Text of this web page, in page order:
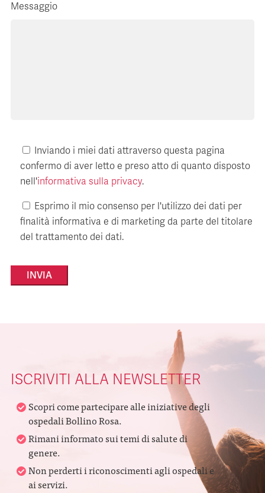
Messaggio
Inviando i miei dati attraverso questa pagina
confermo di aver letto e preso atto di quanto disposto
nell'informativa sulla privacy.
Esprimo il mio consenso per l'utilizzo dei dati per
finalità informativa e di marketing da parte del titolare
del trattamento dei dati.
ISCRIVITI ALLA NEWSLETTER
Scopri come partecipare alle iniziative degli
ospedali Bollino Rosa.
Rimani informato sui temi di salute di
genere.
Non perderti i riconoscimenti agli ospedali e
ai servizi.